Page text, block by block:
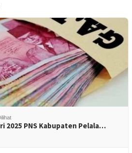
2025 PNS Kabupaten Pelala…